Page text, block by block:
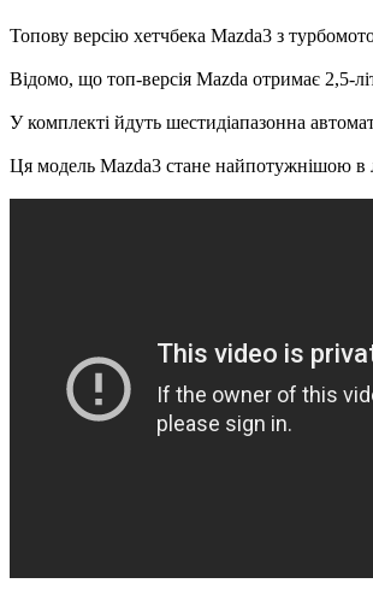
Топову версію хетчбека Mazda3 з
Відомо, що топ-версія Mazda отримає 2,5-
У комплекті йдуть шестидіапазонна
Ця модель Mazda3 стане найпотужнішою в